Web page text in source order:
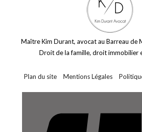
Maître Kim Durant, avocat au Barreau de
Droit de la famille, droit immobilier
Plan du site Mentions Légales